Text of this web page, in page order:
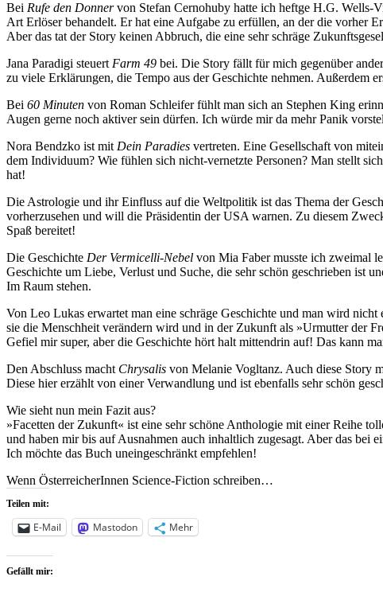
Bei Rufe den Donnervon Stefan Cernohuby hatte ich heftge H.G. Wells-
Art Erlöser behandelt. Er hat eine Aufgabe zu erfüllen, an der die vorher
Aber das tat der Story keinen Abbruch, die eine sehr schräge
Jana Paradigi steuert Farm 49 bei. Die Story fällt für mich gegenüber
zu viele Erklärungen, die Tempo aus der Geschichte nehmen. Außerdem
Bei 60 Minuten von Roman Schleifer fühlt man sich an Stephen King
Augen gerne noch aktiver sein dürfen. Ich würde mir da mehr Panik
Nora Bendzko ist mit Dein Paradies vertreten. Eine Gesellschaft von
dem Individuum? Wie fühlen sich nicht-vernetzte Personen? Man stellt
hat!
Die Astrologie und ihr Einfluss auf die Weltpolitik ist das Thema der
vorherzusehen und will die Präsidentin der USA warnen. Zu diesem
Spaß bereitet!
Die Geschichte Der Vermicelli-Nebel von Mia Faber musste ich zweimal
Geschichte um Liebe, Verlust und Suche, die sehr schön geschrieben ist
Im Raum stehen.
Von Leo Lukas erwartet man eine schräge Geschichte und man wird nicht
sie die Menschheit verändern wird und in der Zukunft als »Urmutter der
Gefiel mir super, aber die Geschichte hört halt mittendrin auf! Das kann
Den Abschluss macht Chrysalis von Melanie Vogltanz. Auch diese Story
Diese hier erzählt von einer Verwandlung und ist ebenfalls sehr schön
Wie sieht nun mein Fazit aus?
»Facetten der Zukunft« ist eine sehr schöne Anthologie mit einer Reihe
und haben mir bis auf Ausnahmen auch inhaltlich zugesagt. Aber das
Ich möchte das Buch uneingeschränkt empfehlen!
Wenn ÖsterreicherInnen Science-Fiction schreiben…
Teilen mit:
E-Mail Mastodon Mehr
Gefällt mir: